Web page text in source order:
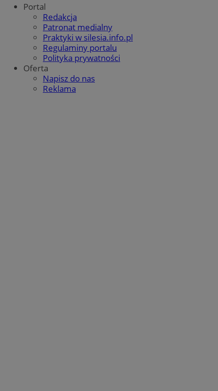
Portal
Redakcja
Patronat medialny
Praktyki w silesia.info.pl
Regulaminy portalu
Polityka prywatności
Oferta
Napisz do nas
Reklama